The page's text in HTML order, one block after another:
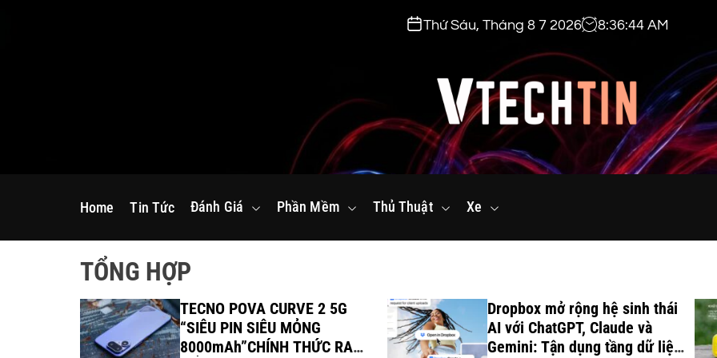
Thứ Sáu, Tháng 8 7 2026 8:36:45 AM
v
e
i
n
.
Home Tin Tức Đánh Giá Phần Mềm Thủ Thuật Xe
TỔNG HỢP
TECNO POVA CURVE 2 5G
“SIÊU PIN SIÊU MỎNG
8000mAh”CHÍNH THỨC RA
Dropbox mở rộng hệ sinh thái
AI với ChatGPT, Claude và
Gemini: Tận dụng tầng dữ liệu